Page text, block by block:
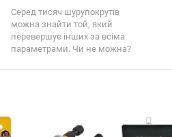
Серед тисяч шурупокрутів
можна знайти той, який
перевершує інших за всіма
параметрами. Чи не можна?